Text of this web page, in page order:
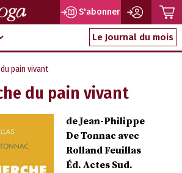
S'abonner
Le Journal du mois
pain vivant
du pain vivant
de Jean-Philippe
De Tonnac avec
Rolland Feuillas
Éd. Actes Sud.